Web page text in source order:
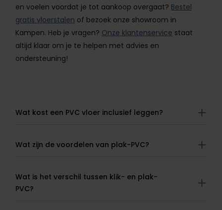
en voelen voordat je tot aankoop overgaat? Bestel
gratis vloerstalen of bezoek onze showroom in
Kampen. Heb je vragen? Onze klantenservice staat
altijd klaar om je te helpen met advies en
ondersteuning!
Wat kost een PVC vloer inclusief leggen?
Wat zijn de voordelen van plak-PVC?
Wat is het verschil tussen klik- en plak-
PVC?